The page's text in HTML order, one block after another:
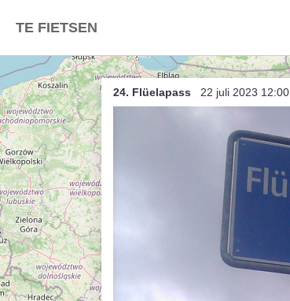
/ Nederland
tocht
ambiance
TE FIETSEN
Overtroffen (onzuivere) Trap
België in Nederland
Nederland in België
Een eindje breien
Dhr. Dries (bis)
Lettertje anders
Lettertje dabij (unsorted)
24. Flüelapass 22 juli 2023 12:00